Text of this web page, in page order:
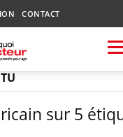
CONTACT
sur 5